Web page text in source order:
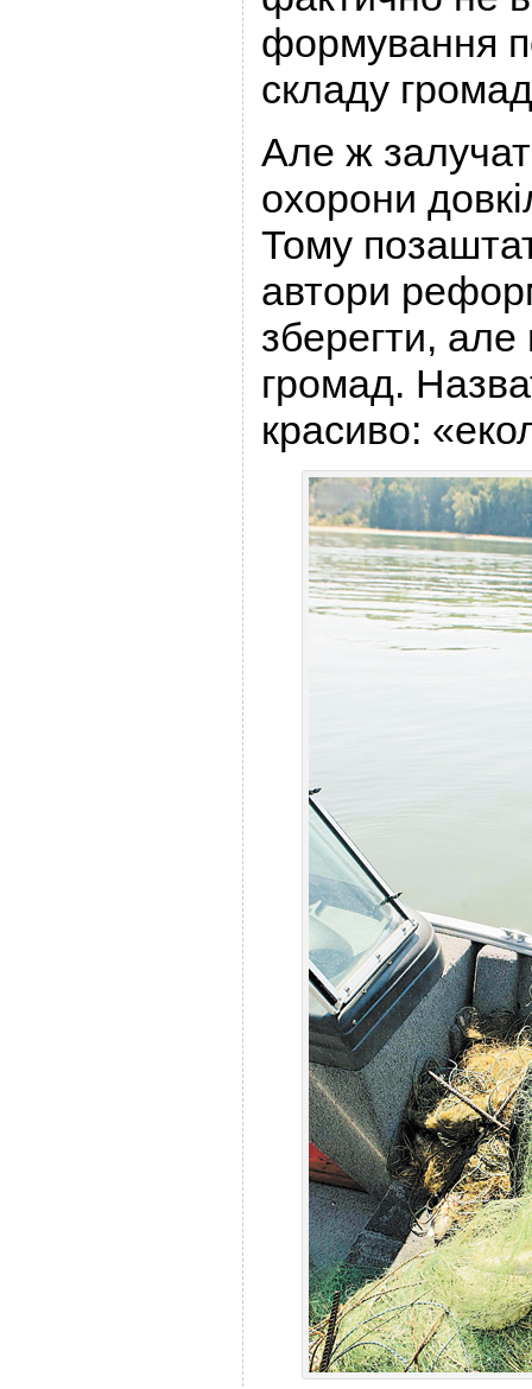
формування
складу
Але ж
охорони
Тому
автори
зберегти, але
громад.
красиво: